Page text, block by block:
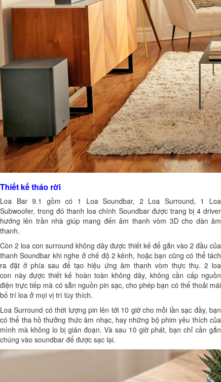
Thiết kế tháo rời
Loa Bar 9.1 gồm có 1 Loa Soundbar, 2 Loa Surround, 1 Loa
Subwoofer, trong đóthanh loa chính Soundbarđược trang bị 4 driver
hướng lên trần nhà giúp mang đến âm thanh vòm 3D cho dàn âm
thanh.
Còn 2 loa con surround không dây được thiết kế để gắn vào 2 đầu của
thanh Soundbar khi nghe ở chế độ 2 kênh, hoặc bạn cũng có thể tách
ra đặt ở phía sau để tạo hiệu ứng âm thanh vòm thực thụ. 2 loa
con này được thiết kế hoàn toàn không dây, không cần cấp nguồn
điện trực tiếp mà có sẵn nguồn pin sạc, cho phép bạn có thể thoải mái
bố trí loa ở mọi vị trí tùy thích.
Loa Surround có thời lượng pin lên tới 10 giờ cho mỗi lần sạc đầy, bạn
có thể tha hồ thưởng thức âm nhạc, hay những bộ phim yêu thích của
mình mà không lo bị gián đoạn. Và sau 10 giờ phát, bạn chỉ cần gắn
chúng vào soundbar để được sạc lại.